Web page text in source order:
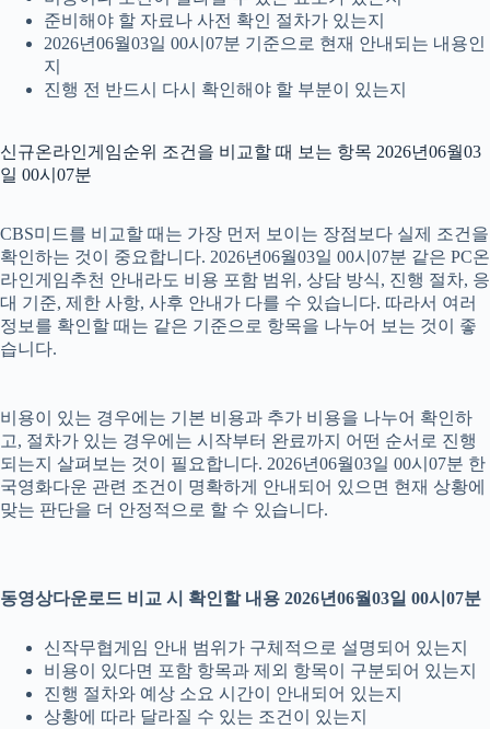
준비해야 할 자료나 사전 확인 절차가 있는지
2026년06월03일 00시07분 기준으로 현재 안내되는 내용인
지
진행 전 반드시 다시 확인해야 할 부분이 있는지
신규온라인게임순위 조건을 비교할 때 보는 항목 2026년06월03
일 00시07분
CBS미드를 비교할 때는 가장 먼저 보이는 장점보다 실제 조건을
확인하는 것이 중요합니다. 2026년06월03일 00시07분 같은 PC온
라인게임추천 안내라도 비용 포함 범위, 상담 방식, 진행 절차, 응
대 기준, 제한 사항, 사후 안내가 다를 수 있습니다. 따라서 여러
정보를 확인할 때는 같은 기준으로 항목을 나누어 보는 것이 좋
습니다.
비용이 있는 경우에는 기본 비용과 추가 비용을 나누어 확인하
고, 절차가 있는 경우에는 시작부터 완료까지 어떤 순서로 진행
되는지 살펴보는 것이 필요합니다. 2026년06월03일 00시07분 한
국영화다운 관련 조건이 명확하게 안내되어 있으면 현재 상황에
맞는 판단을 더 안정적으로 할 수 있습니다.
동영상다운로드 비교 시 확인할 내용 2026년06월03일 00시07분
신작무협게임 안내 범위가 구체적으로 설명되어 있는지
비용이 있다면 포함 항목과 제외 항목이 구분되어 있는지
진행 절차와 예상 소요 시간이 안내되어 있는지
상황에 따라 달라질 수 있는 조건이 있는지